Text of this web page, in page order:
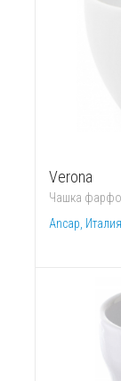
Verona
Чашка
Ancap, Италия